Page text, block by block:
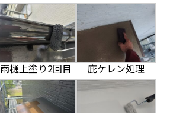
雨樋上塗り2回目 庇ケレン処理